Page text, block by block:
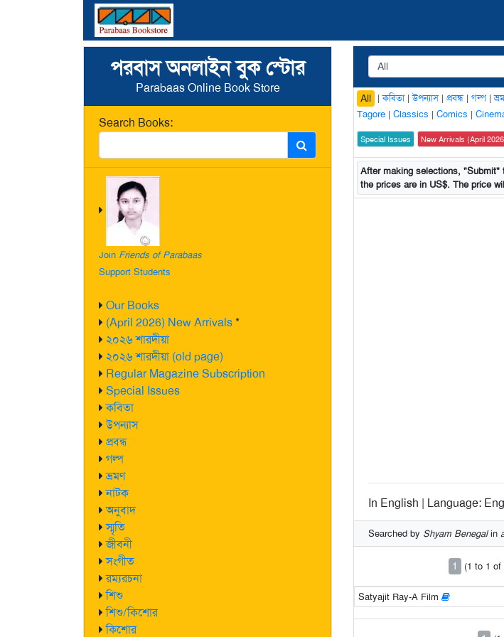
পরবাস অনলাইন বুক স্টোর
Parabaas Online Book Store
Search Books:
Join Friends of Parabaas
Support Students
Our Books
(April 2026) New Arrivals*
২০২৬ শারদীয়া
২০২৬ শারদীয়া (old page)
Regular Magazine Subscription
Special Issues
কবিতা
উপন্যাস
প্রবন্ধ
গল্প
ভ্রমণ
নাটক
অনুবাদ
স্মৃতি
জীবনী
সংগীত
রম্যরচনা
শিশু
শিশু/কিশোর
কিশোর
All |কবিতা|উপন্যাস| প্রবন্ধ | গল্প |
Tagore | Classics | Comics |
Special Issues New Arrivals (April
After making selections, "Submit"
the prices are in US$. The price
In English | Language:
Searched by Shyam Benegalin
1 (1 to 1
Satyajit Ray-A Film